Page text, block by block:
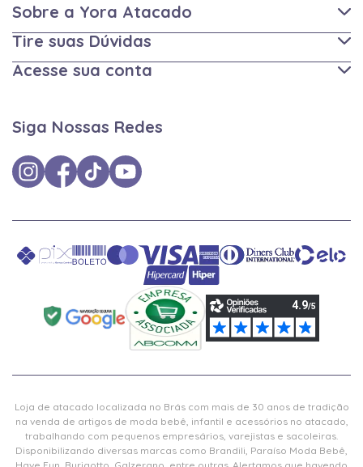
Sobre a Yora Atacado
Tire suas Dúvidas
Acesse sua conta
Siga Nossas Redes
Loja de atacado localizada no Brás com mais de 30 anos de tradição
na venda de artigos de moda bebê, infantil e acessórios no atacado,
trabalhando com pequenos empresários, varejistas e sacoleiras.
Disponibilizando diversas marcas como Brandili, Paraíso Moda Bebê,